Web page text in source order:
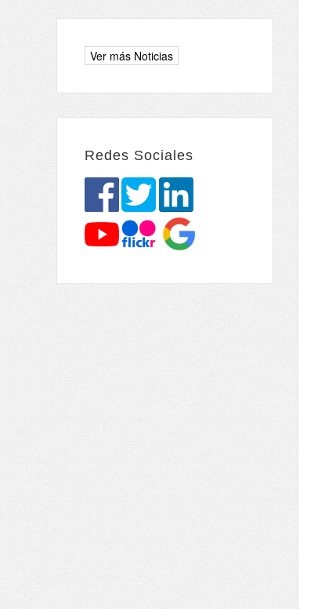
Redes Sociales